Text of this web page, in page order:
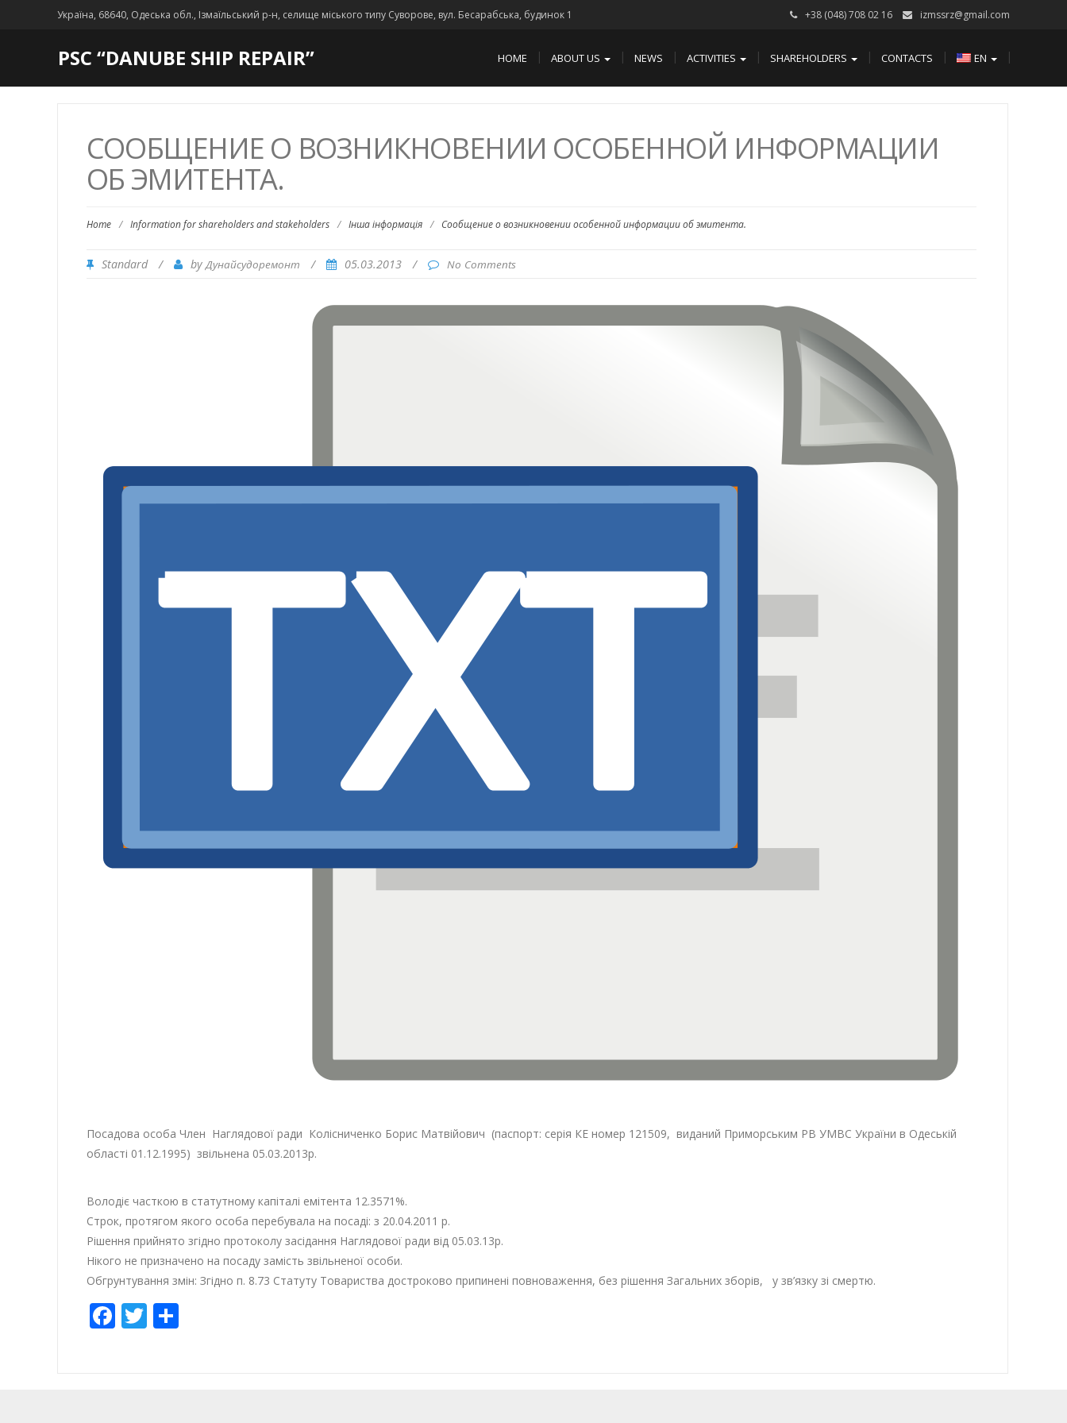
Україна, 68640, Одеська обл., Ізмаїльський р-н, селище міського типу Суворове, вул. Бесарабська, будинок 1 +38 (048) 708 02 16 izmssrz@gmail.com
PSC “DANUBE SHIP REPAIR” HOME ABOUT US NEWS ACTIVITIES SHAREHOLDERS CONTACTS EN
СООБЩЕНИЕ О ВОЗНИКНОВЕНИИ ОСОБЕННОЙ ИНФОРМАЦИИ
ОБ ЭМИТЕНТА.
Home / Information for shareholders and stakeholders / Інша інформація / Сообщение о возникновении особенной информации об эмитента.
Standard / byДунайсудоремонт / 05.03.2013 / No Comments
Посадова особа Член Наглядової ради Колiсниченко Борис Матвiйович (паспорт: серiя КЕ номер 121509, виданий Приморським РВ УМВС України в Одеськiй
областi 01.12.1995) звiльнена 05.03.2013р.
Володiє часткою в статутному капiталi емiтента 12.3571%.
Cтрок, протягом якого особа перебувала на посадi: з 20.04.2011 р.
Рiшення прийнято згiдно протоколу засiдання Наглядової ради вiд 05.03.13р.
Нiкого не призначено на посаду замiсть звiльненої особи.
Обгрунтування змiн: Згiдно п. 8.73 Статуту Товариства достроково припиненi повноваження, без рiшення Загальних зборiв, у зв’язку зi смертю.
Facebook
Twitter
Share